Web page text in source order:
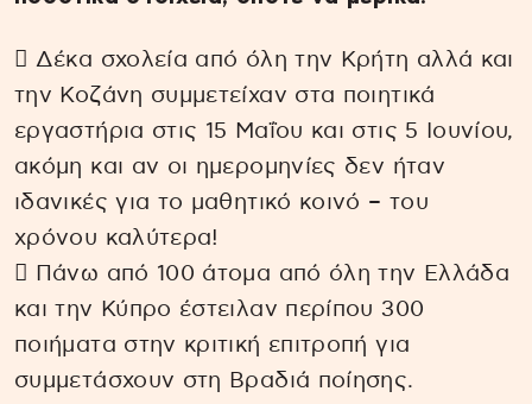
 Δέκα σχολεία από όλη την Κρήτη αλλά και
την Κοζάνη συμμετείχαν στα ποιητικά
εργαστήρια στις 15 Μαΐου και στις 5 Ιουνίου,
ακόμη και αν οι ημερομηνίες δεν ήταν
ιδανικές για το μαθητικό κοινό – του
χρόνου καλύτερα!
 Πάνω από 100 άτομα από όλη την Ελλάδα
και την Κύπρο έστειλαν περίπου 300
ποιήματα στην κριτική επιτροπή για
συμμετάσχουν στη Βραδιά ποίησης.